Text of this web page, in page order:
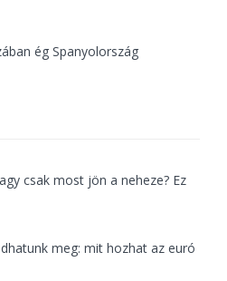
ég Spanyolország
csak most jön a neheze? Ez
meg: mit hozhat az euró